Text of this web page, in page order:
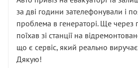
чіткого пояснення
( ну все зняли та доробили) дякую!
Окремий момент, який виглядає
мені заявили, що бачок
міняти разом із головним
за дві години зателефонували і
проблема в генераторі. Ще через
поїхав зі станції на
що є сервіс, який реально виручає
Дякую!